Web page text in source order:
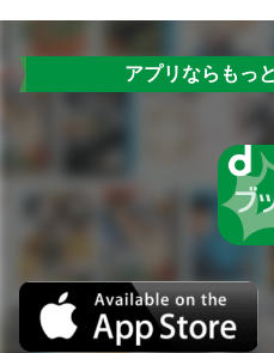
アプリならもっ